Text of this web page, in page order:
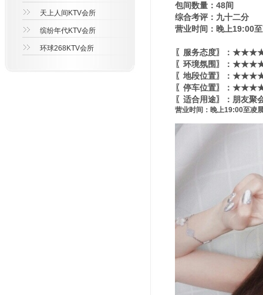
天上人间KTV会所
缤纷年代KTV会所
环球268KTV会所
包间数量：48间
综合考评：九十二分
营业时间：晚上19:00
〖服务态度〗：
〖环境氛围〗：
〖地段位置〗：
〖停车位置〗：
〖适合用途〗：朋友聚
营业时间：晚上19:00至凌